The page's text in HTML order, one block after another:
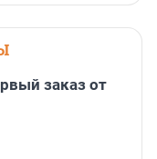
заказ от